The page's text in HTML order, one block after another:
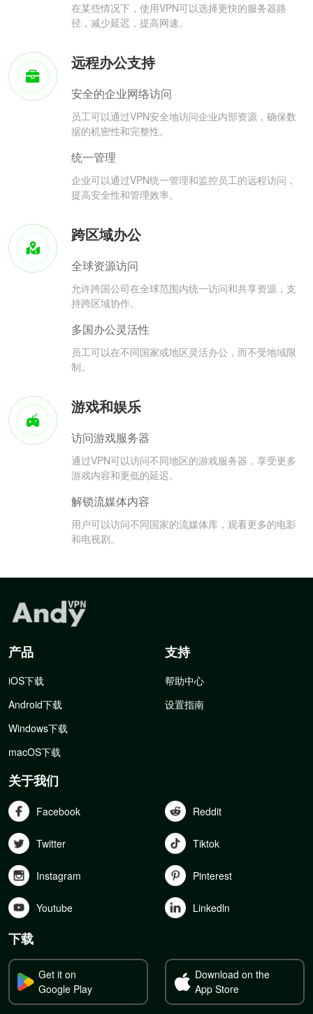
在某些情况下，使用VPN可以选择更快的服务器路
径，减少延迟，提高网速。
远程办公支持
安全的企业网络访问
员工可以通过VPN安全地访问企业内部资源，确保数
据的机密性和完整性。
统一管理
企业可以通过VPN统一管理和监控员工的远程访问，
提高安全性和管理效率。
跨区域办公
全球资源访问
允许跨国公司在全球范围内统一访问和共享资源，支
持跨区域协作。
多国办公灵活性
员工可以在不同国家或地区灵活办公，而不受地域限
制。
游戏和娱乐
访问游戏服务器
通过VPN可以访问不同地区的游戏服务器，享受更多
游戏内容和更低的延迟。
解锁流媒体内容
用户可以访问不同国家的流媒体库，观看更多的电影
和电视剧。
产品
iOS下载
Android下载
Windows下载
macOS下载
支持
帮助中心
设置指南
关于我们
Facebook Reddit
Twitter Tiktok
Instagram Pinterest
Youtube Linkedln
下载
Get it on
Google Play
Download on the
App Store